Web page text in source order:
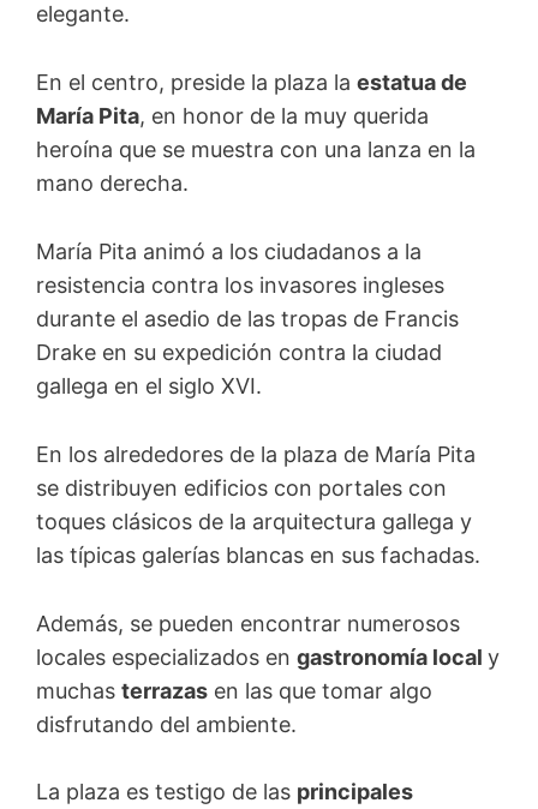
elegante.
En el centro, preside la plaza la estatua de
María Pita, en honor de la muy querida
heroína que se muestra con una lanza en la
mano derecha.
María Pita animó a los ciudadanos a la
resistencia contra los invasores ingleses
durante el asedio de las tropas de Francis
Drake en su expedición contra la ciudad
gallega en el siglo XVI.
En los alrededores de la plaza de María Pita
se distribuyen edificios con portales con
toques clásicos de la arquitectura gallega y
las típicas galerías blancas en sus fachadas.
Además, se pueden encontrar numerosos
locales especializados en gastronomía local y
muchas terrazas en las que tomar algo
disfrutando del ambiente.
La plaza es testigo de las principales